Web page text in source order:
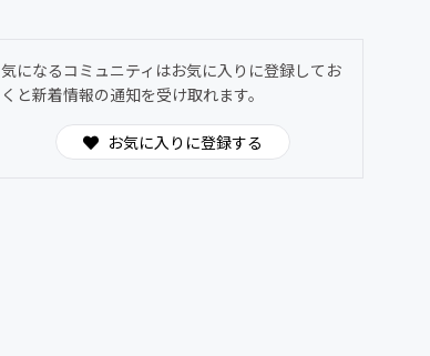
気になるコミュニティはお気に入りに登録してお
くと新着情報の通知を受け取れます。
お気に入りに登録する